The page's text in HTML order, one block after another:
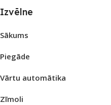
Izvēlne
Sākums
Piegāde
Vārtu automātika
Zīmoli